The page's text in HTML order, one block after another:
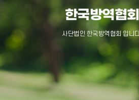
연구/기술/정보
교육/자격증
방역전문가 찾기
한국방역협회
사단법인 한국방역협회 입니